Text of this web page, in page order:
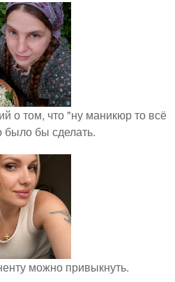
о том, что "ну маникюр то всё
было бы сделать.
можно привыкнуть.